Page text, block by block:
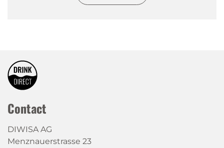
Contact
DIWISA AG
Menznauerstrasse 23